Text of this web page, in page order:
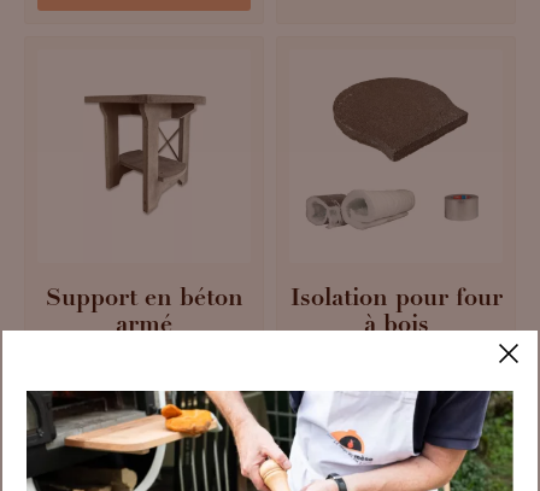
Support en béton
armé
Isolation pour four
à bois